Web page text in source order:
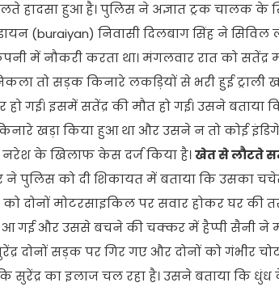
हादसा हुआ है। पुलिस ने अज्ञात ट्रक चालक के
(buraiyan) निवासी दिलबाग सिंह ने
में नौकरी करता था। मंगलवार रात को
तो सड़क किनारे लकड़ियों से भरी हुई ट्राली
गई। इसमें सतेंद्र की मौत हो गई। उसने बताया
खड़ा किया हुआ था और उसने न तो कोई
के खिलाफ केस दर्ज किया है।खेत से लौटते
ने पुलिस को दी शिकायत में बताया कि उसका
दोनों मोटरसाइकिल पर सवार होकर घर
आ गई और उससे बचने की चक्कर में हैप्पी सैनी
दोनों सड़क पर गिर गए और दोनों को गंभीर
सुरेंद्र का इलाज चल रहा है। उसने बताया कि